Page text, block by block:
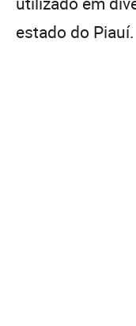
estado do Piauí.